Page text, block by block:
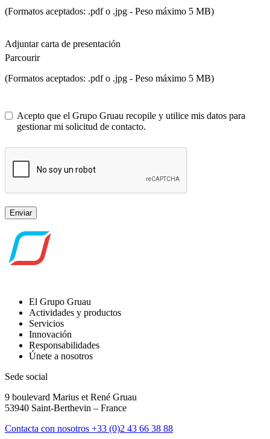
(Formatos aceptados: .pdf o .jpg - Peso máximo 5 MB)
Adjuntar carta de presentación
Parcourir
(Formatos aceptados: .pdf o .jpg - Peso máximo 5 MB)
Acepto que el Grupo Gruau recopile y utilice mis datos para
gestionar mi solicitud de contacto.
Enviar
El Grupo Gruau
Actividades y productos
Servicios
Innovación
Responsabilidades
Únete a nosotros
Sede social
9 boulevard Marius et René Gruau
53940 Saint-Berthevin – France
Contacta con nosotros +33 (0)2 43 66 38 88